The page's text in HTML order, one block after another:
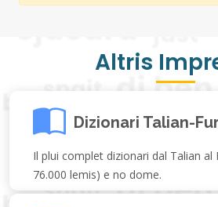
Altris
Dizionari Talian-
Il plui complet dizionari dal Talian al
76.000 lemis) e no dome.